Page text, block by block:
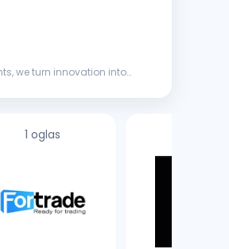
we turn innovation into
1 oglas